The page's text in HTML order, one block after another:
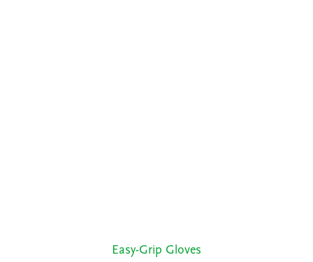
Easy-Grip Gloves